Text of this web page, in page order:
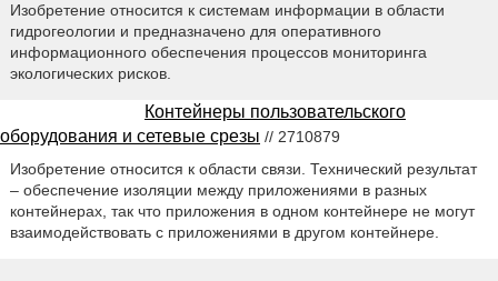
Изобретение относится к системам информации в области
гидрогеологии и предназначено для оперативного
информационного обеспечения процессов мониторинга
экологических рисков.
Контейнеры пользовательского
оборудования и сетевые срезы // 2710879
Изобретение относится к области связи. Технический результат
– обеспечение изоляции между приложениями в разных
контейнерах, так что приложения в одном контейнере не могут
взаимодействовать с приложениями в другом контейнере.